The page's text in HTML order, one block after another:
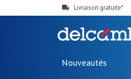
Livraison gratuite*
Nouveautés